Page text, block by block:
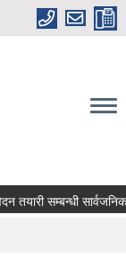
सम्बन्धी सार्वजनिक